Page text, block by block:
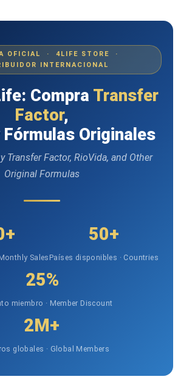
OFICIAL · 4LIFE STORE ·
INTERNACIONAL
Compra Transfer
Factor,
Fórmulas Originales
Transfer Factor, RioVida, and Other
Original Formulas
Sales
50+
Países disponibles · Countries
25%
miembro · Member Discount
2M+
globales · Global Members